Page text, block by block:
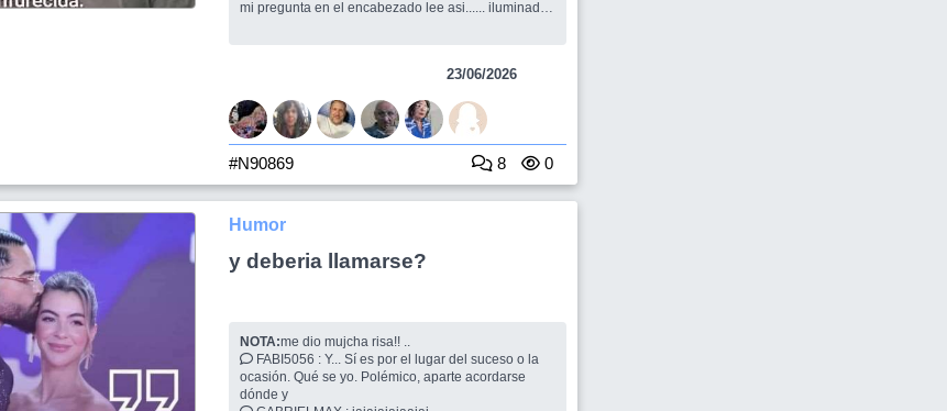
mi pregunta en el encabezado lee asi...... iluminado,
poco ilumninada, jaja
23/06/2026
#N90869 8 0
Humor
y deberia llamarse?
NOTA:
me dio mujcha risa!! ..
FABI5056 : Y... Sí es por el lugar del suceso o la
ocasión. Qué se yo. Polémico, aparte acordarse
dónde y